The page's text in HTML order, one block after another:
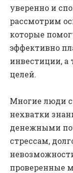
уверенно и
рассмотрим
которые
эффективно
инвестиции, а
целей.
Многие люди
нехватки
денежными
стрессам,
проверенные